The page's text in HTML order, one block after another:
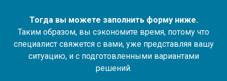
Тогда вы можете заполнить форму ниже.
Таким образом, вы сэкономите время, потому что
специалист свяжется с вами, уже представляя вашу
ситуацию, и с подготовленными вариантами
решений.